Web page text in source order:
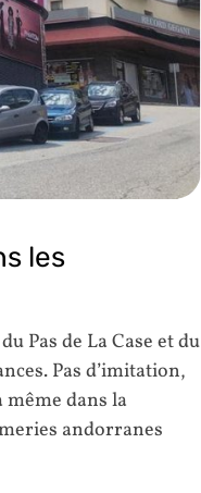
les
Pas de La Case et du
Pas d’imitation,
dans la
andorranes